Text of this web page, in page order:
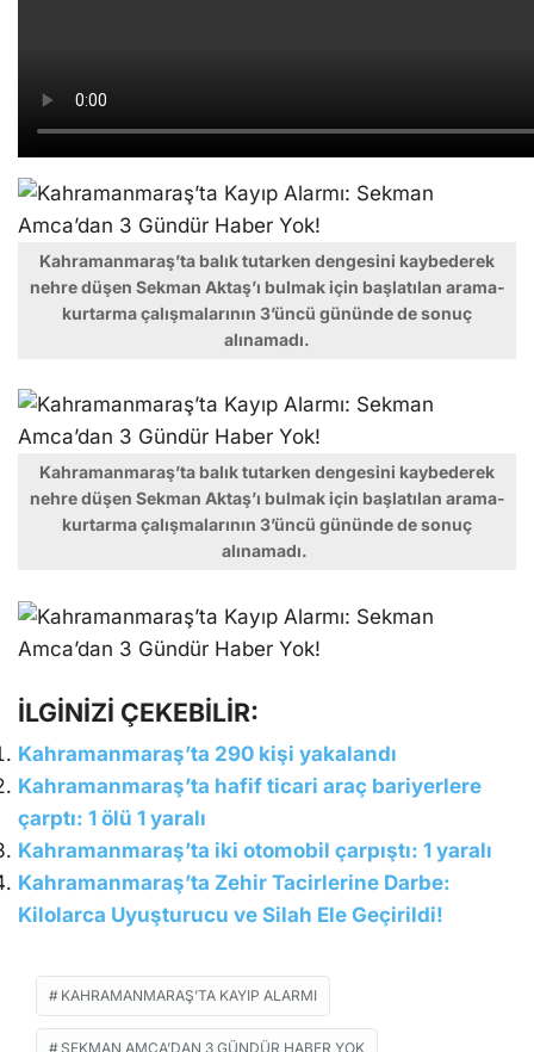
Kahramanmaraş’ta balık tutarken dengesini kaybederek
nehre düşen Sekman Aktaş’ı bulmak için başlatılan arama-
kurtarma çalışmalarının 3’üncü gününde de sonuç
alınamadı.
Kahramanmaraş’ta balık tutarken dengesini kaybederek
nehre düşen Sekman Aktaş’ı bulmak için başlatılan arama-
kurtarma çalışmalarının 3’üncü gününde de sonuç
alınamadı.
İLGİNİZİ ÇEKEBİLİR:
Kahramanmaraş’ta 290 kişi yakalandı
Kahramanmaraş’ta hafif ticari araç bariyerlere
çarptı: 1 ölü 1 yaralı
Kahramanmaraş’ta iki otomobil çarpıştı: 1 yaralı
Kahramanmaraş’ta Zehir Tacirlerine Darbe:
Kilolarca Uyuşturucu ve Silah Ele Geçirildi!
KAHRAMANMARAŞ’TA KAYIP ALARMI
SEKMAN AMCA’DAN 3 GÜNDÜR HABER YOK